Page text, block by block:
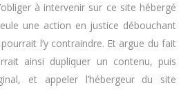
à intervenir sur ce site hébergé
une action en justice débouchant
l’y contraindre. Et argue du fait
ainsi dupliquer un contenu, puis
et appeler l’hébergeur du site